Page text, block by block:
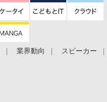
業界動向 スピーカー